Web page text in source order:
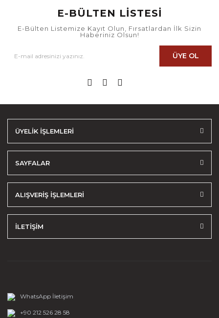
E-BÜLTEN LİSTESİ
E-Bülten Listemize Kayıt Olun, Fırsatlardan İlk Sizin
Haberiniz Olsun!
ÜYE OL
ÜYELİK İŞLEMLERİ
SAYFALAR
ALIŞVERİŞ İŞLEMLERİ
İLETİŞİM
WhatsApp İletişim
+90 212 526 28 58